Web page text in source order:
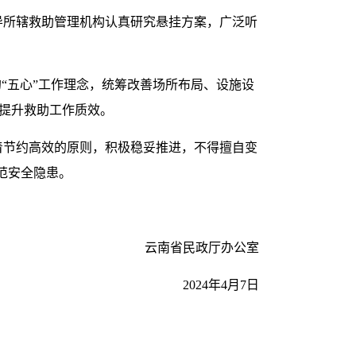
辖救助管理机构认真研究悬挂方案，广泛听
心”工作理念，统筹改善场所布局、设施设
升救助工作质效。
约高效的原则，积极稳妥推进，不得擅自变
全隐患。
云南省民政厅办公室
2024年4月7日